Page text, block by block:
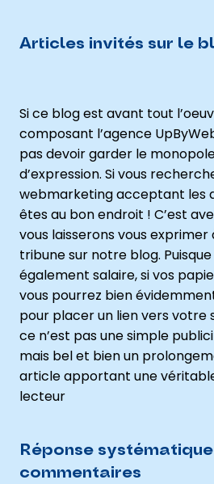
Articles invités sur le
Si ce blog est avant tout
composant l’agence
pas devoir garder le
d’expression. Si vous
webmarketing acceptant les
êtes au bon endroit ! C’est
vous laisserons vous
tribune sur notre blog.
également salaire, si vos
vous pourrez bien
pour placer un lien vers votre
ce n’est pas une simple
mais bel et bien un
article apportant une
lecteur
Réponse
commentaires